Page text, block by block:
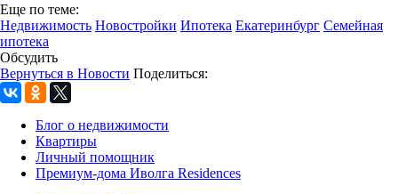
Еще по теме:
Недвижимость Новостройки Ипотека Екатеринбург Семейная
ипотека
Обсудить
Вернуться в Новости Поделиться:
Блог о недвижимости
Квартиры
Личный помощник
Премиум-дома Иволга Residences